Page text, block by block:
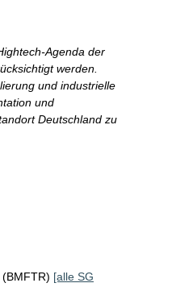
Agenda der
werden.
und industrielle
und
Deutschland zu
[alle SG